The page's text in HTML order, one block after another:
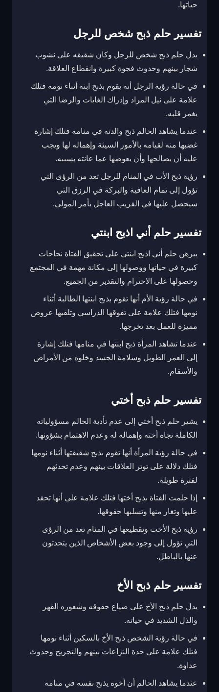
حياتها.
تفسير حلم ذبح شخص للرجل
يدل حلم ذبح شخص للرجل وكان شقيقه على نشوب
شجار بينهم وحدوث فجوة كبيرة وانقطاع العلاقة.
في حالة رؤية الرجل أنه يقوم بذبح ابنه أثناء نومه فتلك
علامة على نيل المراد وإدراك الغايات والرضا التي
يغمر قلبه.
عندما يشاهد الحالم ذبح والدته في منامه فتلك إشارة
غضبها منه لقيامه بالأمور السيئة وإهماله لها ويجب
عليه أن يصالحها وأن يعوضها عما عانته بسببه.
رؤية ذبح الأب في المنام للرجل تعد من الرؤى التي
تؤول إلى تمام العافية والبركة في الرزق التي
سيحصل عليها في القريب العاجل بأمر المولى.
تفسير حلم أني اذبح ابنتي
يبرهن حلم أني اذبح ابنتي على تحقيق الفتاة نجاحات
كبيرة في حياتها ووصولها إلى مكانة مهمة في المجتمع
وحصولها على الاحترام والتقدير من الجميع.
في حالة رؤية الأم أنها تقوم بذبح ابنتها الطالبة أثناء
نومها فتلك علامة على تفوقها الدراسي وتلقيها عروض
مميزة للعمل بعد تخرجها.
عندما تشاهد المرأة ذبح ابنتها في منامها فتلك إشارة
إلى العمر الطويل وسلامة الجسد وخلوه من الأمراض
والأسقام.
تفسير حلم ذبح أختي
يشير حلم ذبح أختي إلى عدم تأدية الحالم مسؤولياته
الكاملة تجاه أخته وإهماله له وعدم الاهتمام بشؤونها.
في حالة رؤية المرأة أنها تقوم بذبح شقيقتها أثناء نومها
فتلك دلالة على توتر العلاقات بينهم وعدم تحدثهم
لفترة طويلة.
إذا حلمت الفتاة بذبح أختها فتلك علامة على أنها تحقد
عليها وتغار منها وتسلبها حقوقها.
رؤية ذبح الأخت وتقطيعها في المنام تعد من الرؤى
التي تؤول إلى وجود بعض الأشخاص الذين يتحدثون
عنها بالباطل.
تفسير حلم ذبح الأخ
يدل حلم ذبح الأخ على ضياع حقوقه وشعوره القهر
والذل الشديد في حياته.
في حالة رؤية الشخص ذبح الأخ بالسكين أثناء نومها
فتلك علامة على حدة النزاعات بينهم والتجريح وحدوث
عداوة.
عندما يشاهد الحالم أن أخوه يذبح نفسه في منامه